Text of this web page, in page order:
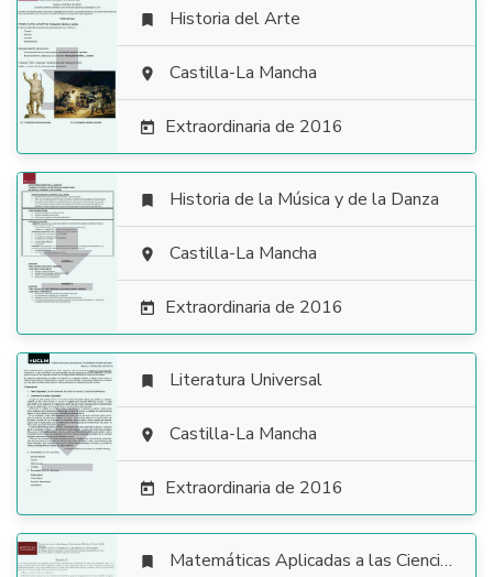

 Historia del Arte
 Castilla-La Mancha
 Extraordinaria de 2016

 Historia de la Música y de la Danza
 Castilla-La Mancha
 Extraordinaria de 2016

 Literatura Universal
 Castilla-La Mancha
 Extraordinaria de 2016
 Matemáticas Aplicadas a las Ciencias Sociales